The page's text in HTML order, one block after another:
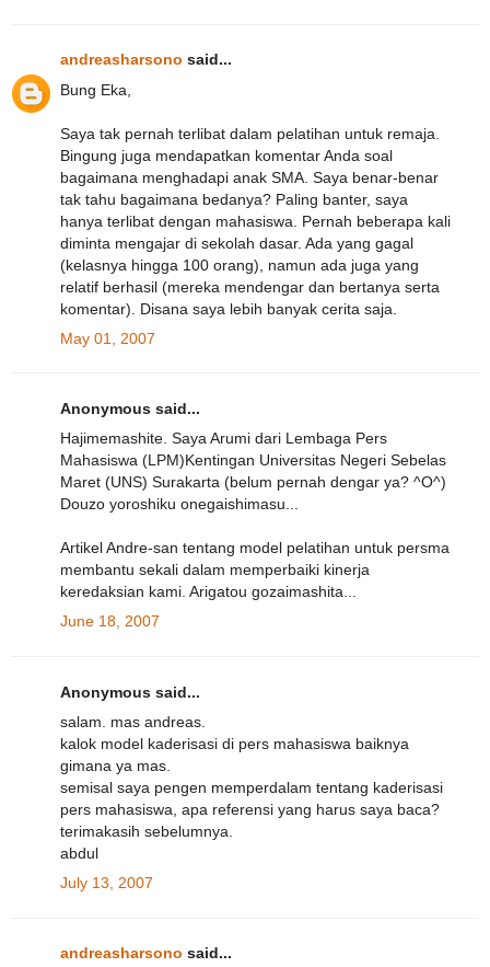
andreasharsono said...
Bung Eka,
Saya tak pernah terlibat dalam pelatihan untuk remaja.
Bingung juga mendapatkan komentar Anda soal
bagaimana menghadapi anak SMA. Saya benar-benar
tak tahu bagaimana bedanya? Paling banter, saya
hanya terlibat dengan mahasiswa. Pernah beberapa kali
diminta mengajar di sekolah dasar. Ada yang gagal
(kelasnya hingga 100 orang), namun ada juga yang
relatif berhasil (mereka mendengar dan bertanya serta
komentar). Disana saya lebih banyak cerita saja.
May 01, 2007
Anonymous said...
Hajimemashite. Saya Arumi dari Lembaga Pers
Mahasiswa (LPM)Kentingan Universitas Negeri Sebelas
Maret (UNS) Surakarta (belum pernah dengar ya? ^O^)
Douzo yoroshiku onegaishimasu...
Artikel Andre-san tentang model pelatihan untuk persma
membantu sekali dalam memperbaiki kinerja
keredaksian kami. Arigatou gozaimashita...
June 18, 2007
Anonymous said...
salam. mas andreas.
kalok model kaderisasi di pers mahasiswa baiknya
gimana ya mas.
semisal saya pengen memperdalam tentang kaderisasi
pers mahasiswa, apa referensi yang harus saya baca?
terimakasih sebelumnya.
abdul
July 13, 2007
andreasharsono said...